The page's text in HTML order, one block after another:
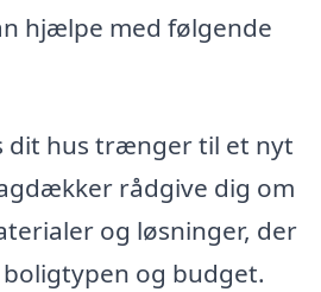
hjælpe med følgende
dit hus trænger til et nyt
rådgive dig om
og løsninger, der
og budget.